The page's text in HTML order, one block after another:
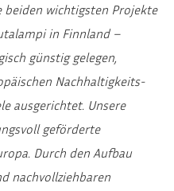
beiden wichtigsten Projekte
in Finnland –
günstig gelegen,
Nachhaltigkeits-
ausgerichtet. Unsere
geförderte
Durch den Aufbau
nachvollziehbaren